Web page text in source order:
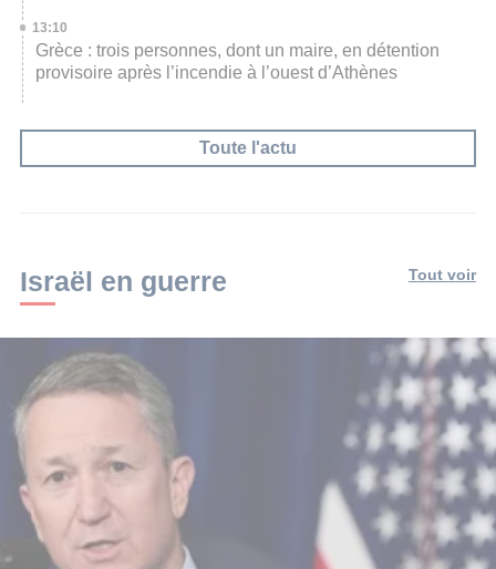
13:10
Grèce : trois personnes, dont un maire, en détention
provisoire après l’incendie à l’ouest d’Athènes
Toute l'actu
Israël en guerre Tout voir